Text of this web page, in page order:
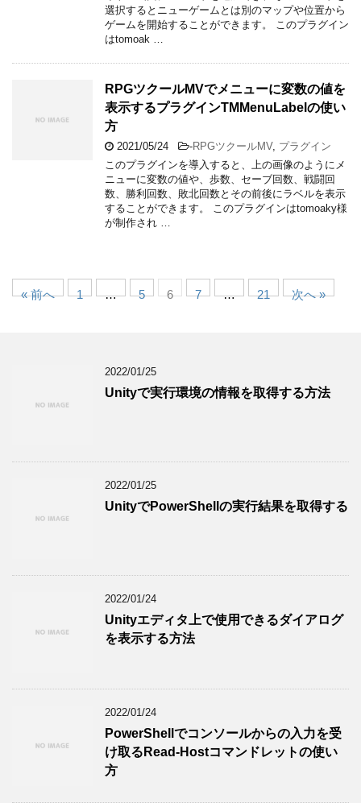
選択するとニューゲームとは別のマップや位置から
ゲームを開始することができます。 このプラグイン
はtomoak …
RPGツクールMVでメニューに変数の値を
表示するプラグインTMMenuLabelの使い
方
2021/05/24 -RPGツクールMV, プラグイン
このプラグインを導入すると、上の画像のようにメ
ニューに変数の値や、歩数、セーブ回数、戦闘回
数、勝利回数、敗北回数とその前後にラベルを表示
することができます。 このプラグインはtomoaky様
が制作され …
« 前へ 1 … 5 6 7 … 21 次へ »
2022/01/25
Unityで実行環境の情報を取得する方法
2022/01/25
UnityでPowerShellの実行結果を取得する
2022/01/24
Unityエディタ上で使用できるダイアログ
を表示する方法
2022/01/24
PowerShellでコンソールからの入力を受
け取るRead-Hostコマンドレットの使い
方